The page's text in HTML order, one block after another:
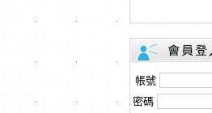
茲因國際情勢變
本網站免費註冊
HP、EPSON、
本網站免費註冊
匯款客戶請注意
本網站免費註冊
帳號
密碼